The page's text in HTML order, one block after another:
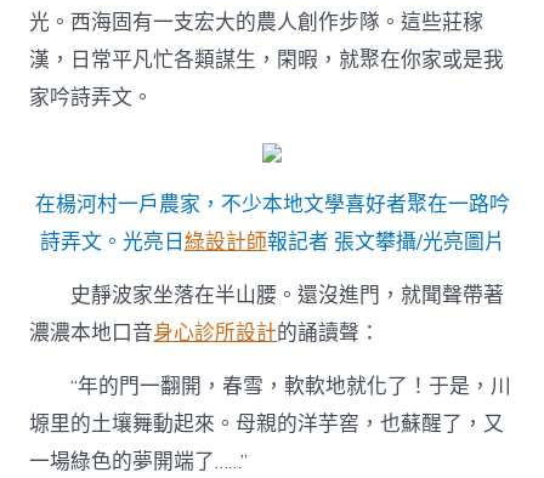
俱
意
翻
是
“鐵
桿
稼”〉
中
光。西海固有一支宏大的農人創作步隊。這些莊稼
漢，日常平凡忙各類謀生，閑暇，就聚在你家或是我
家吟詩弄文。
在楊河村一戶農家，不少本地文學喜好者聚在一路吟
詩弄文。 光亮日綠設計師報記者 張文攀攝/光亮圖片
史靜波家坐落在半山腰。還沒進門，就聞聲帶著
濃濃本地口音身心診所設計的誦讀聲：
“年的門一翻開，春雪，軟軟地就化了！于是，川
塬里的土壤舞動起來。母親的洋芋窖，也蘇醒了，又
一場綠色的夢開端了……”